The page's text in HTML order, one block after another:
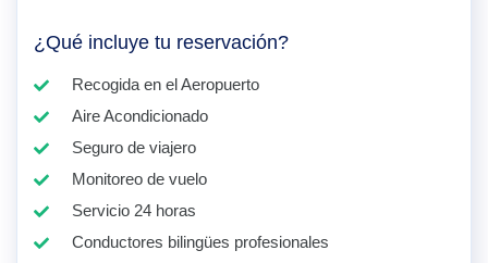
¿Qué incluye tu reservación?
Recogida en el Aeropuerto
Aire Acondicionado
Seguro de viajero
Monitoreo de vuelo
Servicio 24 horas
Conductores bilingües profesionales